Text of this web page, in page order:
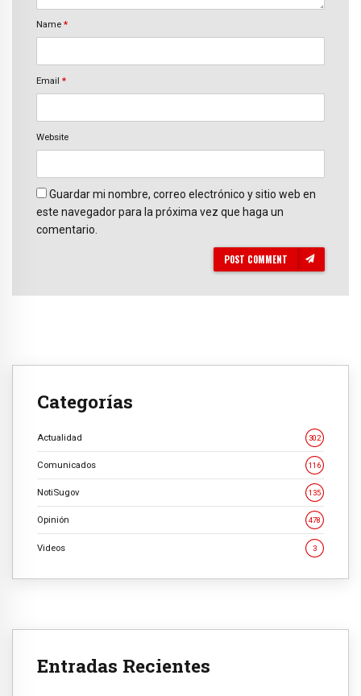
Name *
Email *
Website
Guardar mi nombre, correo electrónico y sitio web en
este navegador para la próxima vez que haga un
comentario.
POST COMMENT
Categorías
Actualidad 302
Comunicados 116
NotiSugov 135
Opinión 478
Videos 3
Entradas Recientes